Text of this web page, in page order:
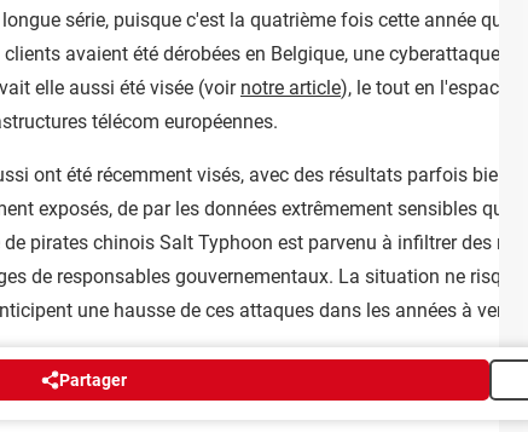
série, puisque c'est la quatrième fois cette année
avaient été dérobées en Belgique, une cyberattaque
elle aussi été visée (voir notre article), le tout en l'espace
télécom européennes.
ont été récemment visés, avec des résultats parfois bien
exposés, de par les données extrêmement sensibles
pirates chinois Salt Typhoon est parvenu à infiltrer des
de responsables gouvernementaux. La situation ne risque
une hausse de ces attaques dans les années à venir.
Partager